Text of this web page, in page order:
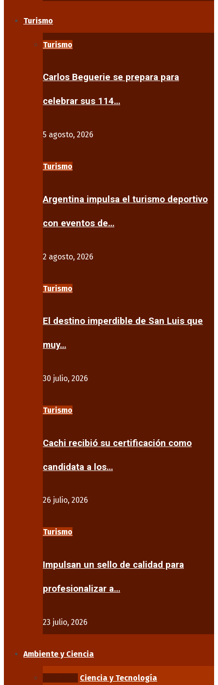
Turismo
Turismo
Carlos Beguerie se prepara para
celebrar sus 114…
5 agosto, 2026
Turismo
Argentina impulsa el turismo deportivo
con eventos de…
2 agosto, 2026
Turismo
El destino imperdible de San Luis que
muy…
30 julio, 2026
Turismo
Cachi recibió su certificación como
candidata a los…
26 julio, 2026
Turismo
Impulsan un sello de calidad para
profesionalizar a…
23 julio, 2026
Ambiente y Ciencia
Ciencia y Tecnología